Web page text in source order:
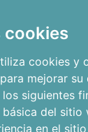
cookies
cookies y
mejorar su
siguientes
del sitio
en el